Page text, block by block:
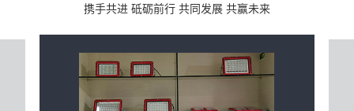
携手共进 砥砺前行 共同发展 共赢未来